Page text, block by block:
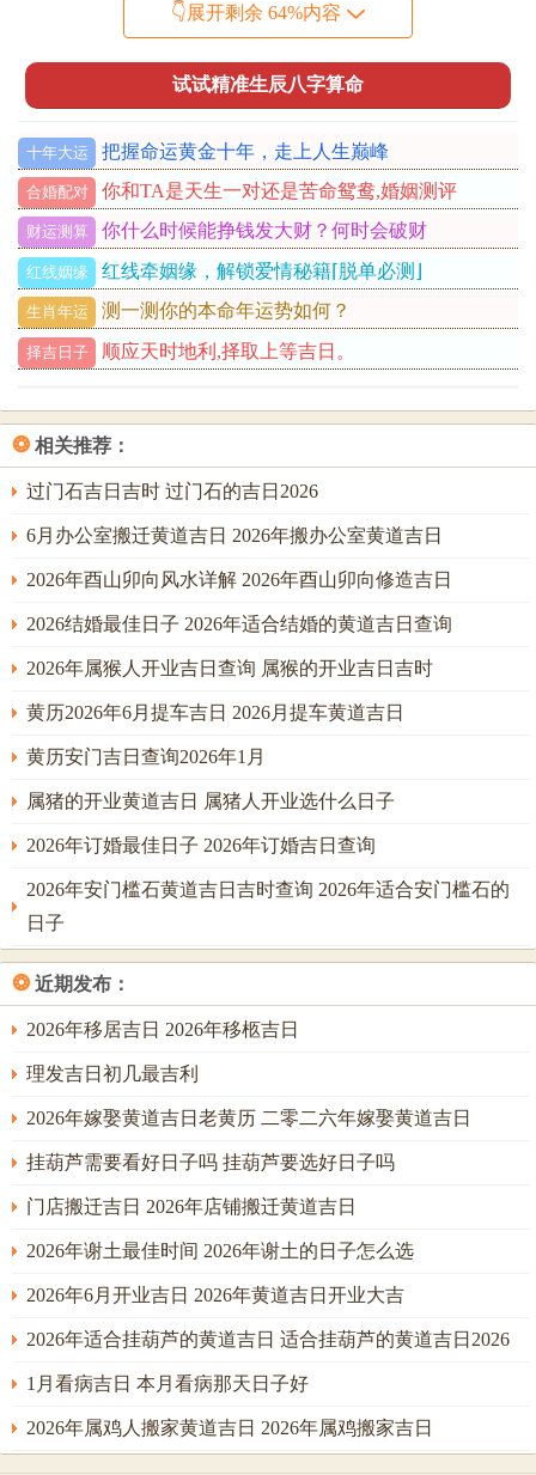
年支午火有「破」的关系，此「破」在此局中反主破旧立
年此日行迁葬事，若穴位得水，则后世子孙易在金融、法
等到秋冬金水进气。乃是本年迁坟最理想的时节。在十月初
九丙申日（阳历11月17日），能量格局尤为殊胜，月令亥
水，当旺之气，直接制衡年柱丙午之火，日干丙火虽透，然
自坐申金病地，火气有制，申金内涵庚壬，与月令亥水相
辅，金白水清，一派清凉冷静之气，完全中与了流年的燥
烈；此日得「月德合」吉星加持，主阴德深厚，福报自来。
职、管理之才或有显著荫庇。然须留意，申与年支午亦有暗
合关系，虽能解燥，过程之中或需注意文书契约细节，做到
情理法皆通，则吉兆全现。
2026年迁坟的最佳时间表
迁坟之时间表，非仅指择日，更包含一日之内吉时的精选，
终，故时间表之制定，首重水局与金时，在子时（23：00-
1：00）与亥时（21：00-23：00），水气充盈，能于一日之
始或夜静之时最大程度涤荡燥热，滋养阴灵。在巳时（9：
地，后者为金之禄旺，金气生发，能劈甲疏土，引通水气，
是动土起金的良辰。
具体至各吉日，时辰搭配亦有玄机。如前文所述农历二月廿
八甲申日，最佳动土时辰当取子时或申时。子时癸水正印透
出，与日支申金构成「半合水局」，水势纯清，润泽之力最
强，于夜深人静时开工，最利安灵；若取申时双申并见，金
力强劲，破土开穴最为顺利，尤利西、西北向之坟冢，进入
六月十六己酉日，吉时首推巳时。
巳酉半合金局，将火时转化为金气，既得火之温暖驱阴湿，
土，形成「土润金生」之良性循环，对于家族中脾胃不佳或
从事文化教育者，隐有助益。
眼看着十月初九丙申日。金水之气已成，时辰选择上自由度
稍大，然亥时仍是至优之选；亥水当令，双亥助旺，与日支
深层水脉之意，大利后代财运与智慧。
若取辰时（7：00-9：00），辰为水库，收纳亥水，墓库充
盈，有「财官入库」之象，主后世福泽绵长，家业稳固。然
需切记，是日无论何吉时皆应避开午时（11：00-13：00），
午火为年支太岁、日干丙火之刃，双午叠加，冲击日支申
👇展开剩余 64%内容
试试精准生辰八字算命
十年大运 把握命运黄金十年，走上人生巅峰
合婚配对 你和TA是天生一对还是苦命鸳鸯,婚姻测评
财运测算 你什么时候能挣钱发大财？何时会破财
红线姻缘 红线牵姻缘，解锁爱情秘籍⌈脱单必测⌋
生肖年运 测一测你的本命年运势如何？
择吉日子 顺应天时地利,择取上等吉日。
❂ 相关推荐：
过门石吉日吉时 过门石的吉日2026
6月办公室搬迁黄道吉日 2026年搬办公室黄道吉日
2026年酉山卯向风水详解 2026年酉山卯向修造吉日
2026结婚最佳日子 2026年适合结婚的黄道吉日查询
2026年属猴人开业吉日查询 属猴的开业吉日吉时
黄历2026年6月提车吉日 2026月提车黄道吉日
黄历安门吉日查询2026年1月
属猪的开业黄道吉日 属猪人开业选什么日子
2026年订婚最佳日子 2026年订婚吉日查询
2026年安门槛石黄道吉日吉时查询 2026年适合安门槛石的
日子
❂ 近期发布：
2026年移居吉日 2026年移柩吉日
理发吉日初几最吉利
2026年嫁娶黄道吉日老黄历 二零二六年嫁娶黄道吉日
挂葫芦需要看好日子吗 挂葫芦要选好日子吗
门店搬迁吉日 2026年店铺搬迁黄道吉日
2026年谢土最佳时间 2026年谢土的日子怎么选
2026年6月开业吉日 2026年黄道吉日开业大吉
2026年适合挂葫芦的黄道吉日 适合挂葫芦的黄道吉日2026
1月看病吉日 本月看病那天日子好
2026年属鸡人搬家黄道吉日 2026年属鸡搬家吉日